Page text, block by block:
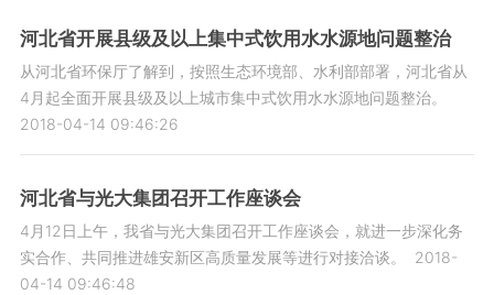
河北省开展县级及以上集中式饮用水水源地问题整治
从河北省环保厅了解到，按照生态环境部、水利部部署，河北省从
4月起全面开展县级及以上城市集中式饮用水水源地问题整治。
2018-04-14 09:46:26
河北省与光大集团召开工作座谈会
4月12日上午，我省与光大集团召开工作座谈会，就进一步深化务
实合作、共同推进雄安新区高质量发展等进行对接洽谈。
2018-
04-14 09:46:48